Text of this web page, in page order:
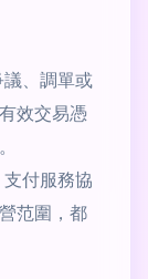
、調單或
效交易憑
付服務協
范圍，都